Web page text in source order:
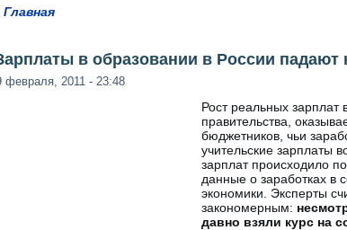
Главная
в образовании в России
февраля, 2011 - 23:48
Рост реальных зарплат
правительства,
бюджетников, чьи
учительские зарплаты
зарплат происходило
данные о заработках
экономики. Эксперты
закономерным:
давно взяли курс на